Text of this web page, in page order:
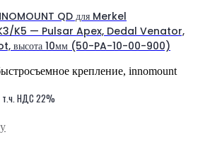
QD для Merkel
K5 — Pulsar Apex, Dedal Venator,
высота 10мм (50-PA-10-00-900)
крепление, innomount
т.ч. НДС 22%